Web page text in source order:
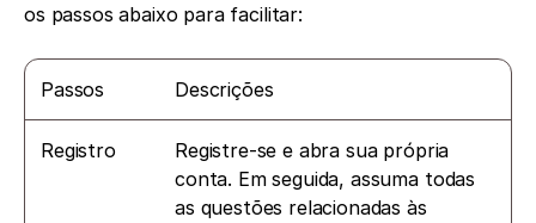
os passos abaixo para facilitar:
Passos Descrições
Registro
Registre-se e abra sua própria
conta. Em seguida, assuma todas
as questões relacionadas às